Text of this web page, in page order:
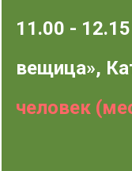
11.00 -
вещица»,
человек